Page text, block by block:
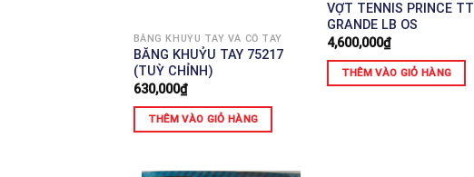
BĂNG KHUỶU TAY VÀ CỔ TAY
BĂNG KHUỶU TAY 75217
(TUỲ CHỈNH)
630,000₫
THÊM VÀO GIỎ HÀNG
VỢT TENNIS PRINCE TT
GRANDE LB OS
4,600,000₫
THÊM VÀO GIỎ HÀNG